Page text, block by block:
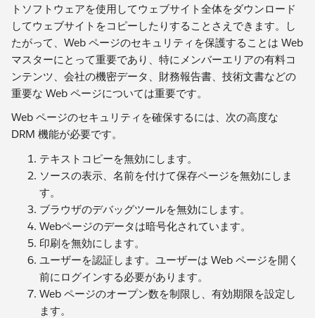
トソフトウェアを使用してウェブサイト全体をダウンロード
してウェブサイトをコピーしたりすることさえできます。し
たがって、Web ページのセキュリティを保護することは Web
マスターにとって重要であり、特にメンバーエリアの有料コ
ンテンツ、会社の機密データ、財務報告書、技術文書などの
重要な Web ページについては重要です。
Web ページのセキュリティを確保するには、次の高度な
DRM 機能が必要です。
テキストコピーを無効にします。
ソースの表示、名前を付けて保存ページを無効にしま
す。
ブラウザのデバッグツールを無効にします。
Webページのデータは暗号化されています。
印刷を無効にします。
ユーザーを認証します。ユーザーは Web ページを開く
前にログインする必要があります。
Web ページのオープン数を制限し、有効期限を設定し
ます。